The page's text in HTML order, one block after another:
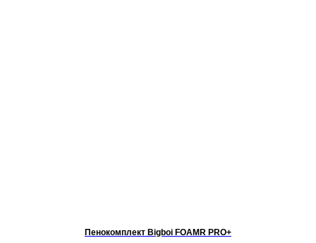
Пенокомплект Bigboi FOAMR PRO+